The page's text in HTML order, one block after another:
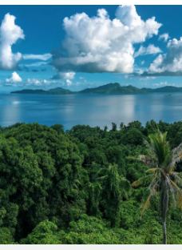
合同工管理
全球合同工入职与管理
PEO
外包复杂雇佣任务
基础设施
Remote Embedded
将人力资源无缝融入工作流程
平台
团队的内置核心人力资源功能
Remote 无惧对比
了解我们的竞争优势
成长阶段
初创企业
为成长型企业量身打造的全
中型市场
通过定制化人力资源解决方
企业
面向大型企业的全球化人力
计算任何国家的员工总成本
合同工薪酬结算计算器
探索全球合同工的结算货币
研究与指引
案例研究
人力资源术语表
核对表和模板
English
Nederlands
Français
Deutsch
Español
Italiano
登